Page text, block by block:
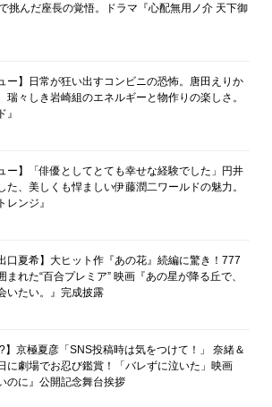
挑んだ座長の覚悟。ドラマ『心配無用ノ介 天下御
ー】日常が狂い出すコンビニの恐怖。唐田えりか
瑞々しき岩崎組のエネルギーと物作りの楽しさ。
ー】「俳優としてとても幸せな経験でした」円井
た、美しくも悍ましい伊藤潤二ワールドの魅力。
レンジ』
口夏希】大ヒット作『あの花』続編に驚き！777
まれた“百合プレミア” 映画『あの星が降る丘で、
いたい。』完成披露
】京極夏彦「SNS投稿時は気をつけて！」 奈緒＆
に劇場でお忍び鑑賞！「バレずに泣いた」映画
のに』公開記念舞台挨拶